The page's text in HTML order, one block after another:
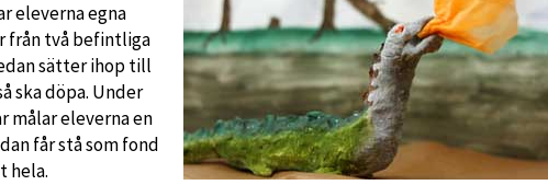
eleverna egna
från två befintliga
sätter ihop till
ska döpa. Under
målar eleverna en
får stå som fond
hela.